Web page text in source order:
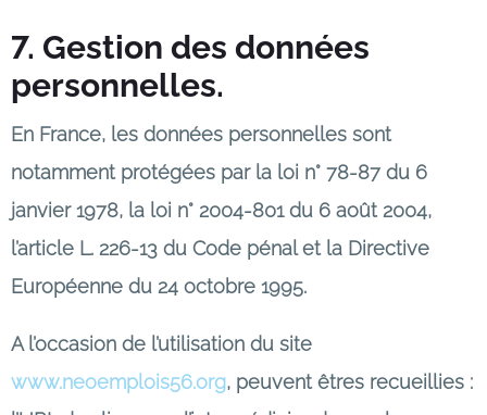
7. Gestion des données
personnelles.
En France, les données personnelles sont
notamment protégées par la loi n° 78-87 du 6
janvier 1978, la loi n° 2004-801 du 6 août 2004,
l’article L. 226-13 du Code pénal et la Directive
Européenne du 24 octobre 1995.
A l’occasion de l’utilisation du site
www.neoemplois56.org, peuvent êtres recueillies :